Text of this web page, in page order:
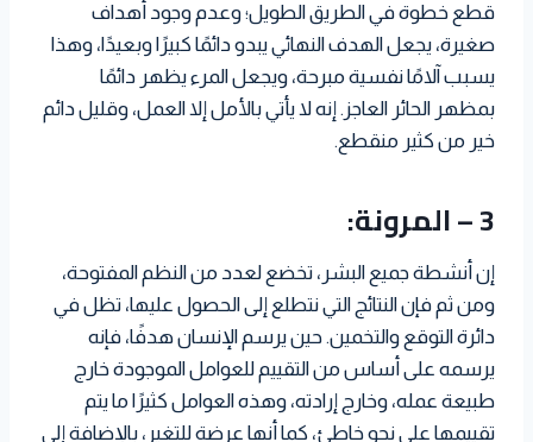
قطع خطوة في الطريق الطويل؛ وعدم وجود أهداف
صغيرة، يجعل الهدف النهائي يبدو دائمًا كبيرًا وبعيدًا، وهذا
يسبب آلامًا نفسية مبرحة، ويجعل المرء يظهر دائمًا
بمظهر الحائر العاجز. إنه لا يأتي بالأمل إلا العمل، وقليل دائم
خير من كثير منقطع.
3 – المرونة:
إن أنشطة جميع البشر، تخضع لعدد من النظم المفتوحة،
ومن ثم فإن النتائج التي نتطلع إلى الحصول عليها، تظل في
دائرة التوقع والتخمين. حين يرسم الإنسان هدفًا، فإنه
يرسمه على أساس من التقييم للعوامل الموجودة خارج
طبيعة عمله، وخارج إرادته، وهذه العوامل كثيرًا ما يتم
تقييمها على نحو خاطئ، كما أنها عرضة للتغير، بالإضافة إلى